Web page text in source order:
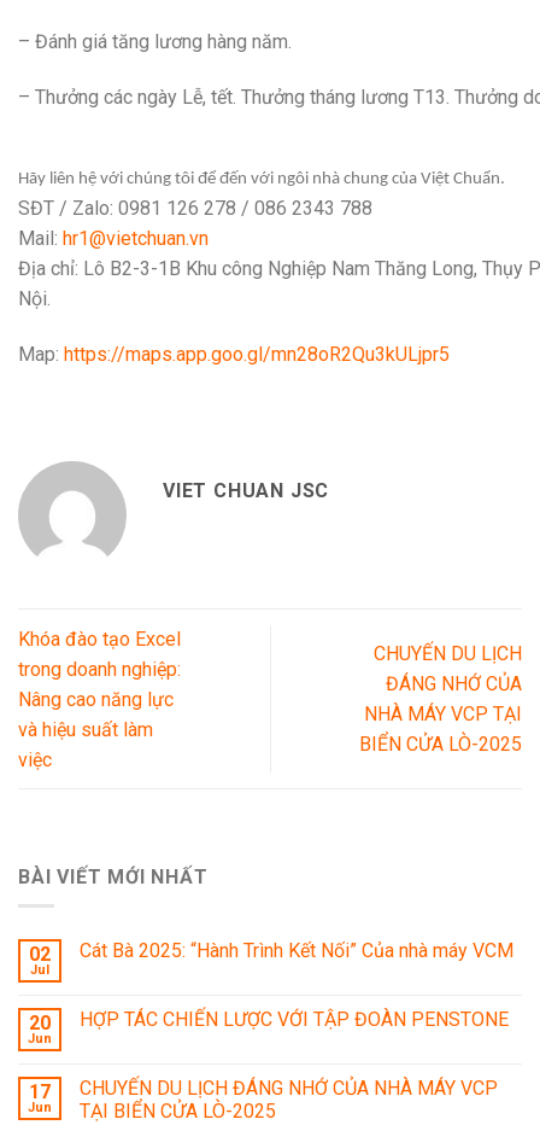
– Đánh giá tăng lương hàng năm.
– Thưởng các ngày Lễ, tết. Thưởng tháng lương T13. Thưởng
Hãy liên hệ với chúng tôi để đến với ngôi nhà chung của Việt Chuẩn.
SĐT / Zalo: 0981 126 278 / 086 2343 788
Mail: hr1@vietchuan.vn
Địa chỉ: Lô B2-3-1B Khu công Nghiệp Nam Thăng Long, Thụy
Nội.
Map: https://maps.app.goo.gl/mn28oR2Qu3kULjpr5
VIET CHUAN JSC
Khóa đào tạo Excel
trong doanh nghiệp:
Nâng cao năng lực
và hiệu suất làm
việc
CHUYẾN DU LỊCH
ĐÁNG NHỚ CỦA
NHÀ MÁY VCP TẠI
BIỂN CỬA LÒ-2025
BÀI VIẾT MỚI NHẤT
02
Jul
Cát Bà 2025: “Hành Trình Kết Nối” Của nhà máy VCM
20
Jun
HỢP TÁC CHIẾN LƯỢC VỚI TẬP ĐOÀN PENSTONE
17
Jun
CHUYẾN DU LỊCH ĐÁNG NHỚ CỦA NHÀ MÁY VCP
TẠI BIỂN CỬA LÒ-2025